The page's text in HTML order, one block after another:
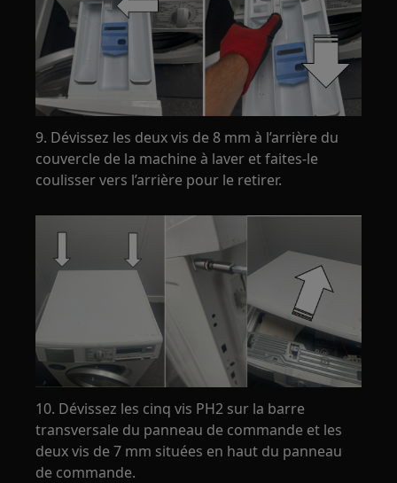
9. Dévissez les deux vis de 8 mm à l’arrière du
couvercle de la machine à laver et faites-le
coulisser vers l’arrière pour le retirer.
10. Dévissez les cinq vis PH2 sur la barre
transversale du panneau de commande et les
deux vis de 7 mm situées en haut du panneau
de commande.